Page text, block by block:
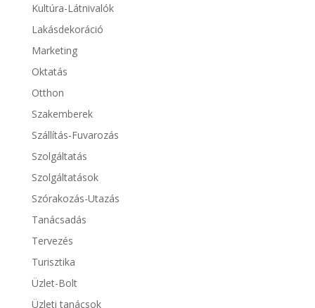
Kultúra-Látnivalók
Lakásdekoráció
Marketing
Oktatás
Otthon
Szakemberek
Szállítás-Fuvarozás
Szolgáltatás
Szolgáltatások
Szórakozás-Utazás
Tanácsadás
Tervezés
Turisztika
Üzlet-Bolt
Üzleti tanácsok